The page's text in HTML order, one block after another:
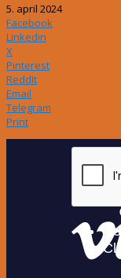
5. april 2024
Facebook
Linkedin
X
Pinterest
ReddIt
Email
Telegram
Print